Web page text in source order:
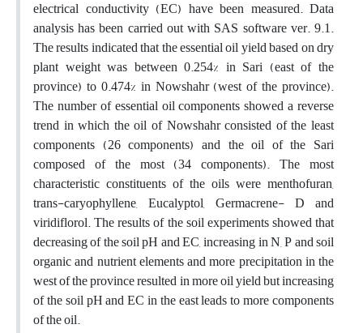
electrical conductivity (EC) have been measured. Data
analysis has been carried out with SAS software ver. 9.1.
The results indicated that the essential oil yield based on dry
plant weight was between 0.254% in Sari (east of the
province) to 0.474% in Nowshahr (west of the province).
The number of essential oil components showed a reverse
trend in which the oil of Nowshahr consisted of the least
components (26 components) and the oil of the Sari
composed of the most (34 components). The most
characteristic constituents of the oils were menthofuran,
trans-caryophyllene, Eucalyptol, Germacrene- D and
viridiflorol. The results of the soil experiments showed that
decreasing of the soil pH and EC, increasing in N, P and soil
organic and nutrient elements and more precipitation in the
west of the province resulted in more oil yield but increasing
of the soil pH and EC in the east leads to more components
of the oil.